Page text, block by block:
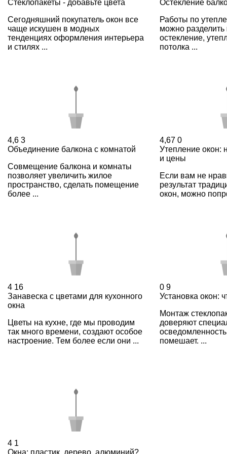
Стеклопакеты - добавьте цвета
Сегодняшний покупатель окон все
чаще искушен в модных
тенденциях оформления интерьера
и стилях ...
Остекление
Работы по
можно разделить
остекление,
потолка ...
4,6 3
Объединение балкона с комнатой
Совмещение балкона и комнаты
позволяет увеличить жилое
пространство, сделать помещение
более ...
4,67 0
Утепление окон:
и цены
Если вам не
результат
окон, можно
4 16
Занавеска с цветами для кухонного
окна
Цветы на кухне, где мы проводим
так много времени, создают особое
настроение. Тем более если они ...
0 9
Установка окон:
Монтаж
доверяют
помешает. ...
4 1